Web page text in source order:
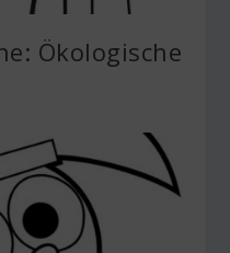
Ökologische